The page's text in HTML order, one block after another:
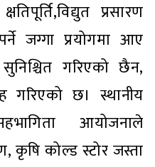
प्रसारण
जग्गा प्रयोगमा आए
गरिएको छैन,
गरिएको छ। स्थानीय
आयोजनाले
कृषि कोल्ड स्टोर जस्ता